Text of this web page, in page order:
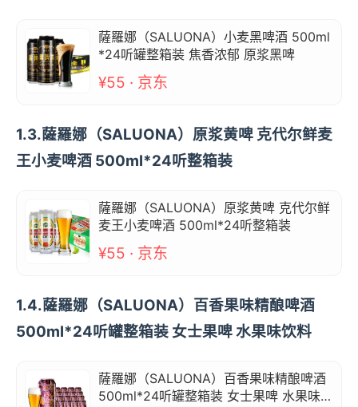
薩羅娜（SALUONA）小麦黑啤酒 500ml
*24听罐整箱装 焦香浓郁 原浆黑啤
¥55 · 京东
1.3.薩羅娜（SALUONA）原浆黄啤 克代尔鲜麦
王小麦啤酒 500ml*24听整箱装
薩羅娜（SALUONA）原浆黄啤 克代尔鲜
麦王小麦啤酒 500ml*24听整箱装
¥55 · 京东
1.4.薩羅娜（SALUONA）百香果味精酿啤酒
500ml*24听罐整箱装 女士果啤 水果味饮料
薩羅娜（SALUONA）百香果味精酿啤酒
500ml*24听罐整箱装 女士果啤 水果味饮